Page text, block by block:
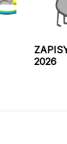
2026